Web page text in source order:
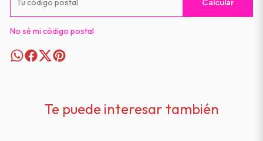
Calcular
No sé mi código postal
Te puede interesar también